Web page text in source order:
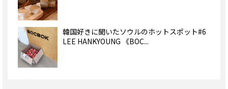
韓国好きに聞いたソウルのホットスポット#6
LEE HANKYOUNG 《BOC...